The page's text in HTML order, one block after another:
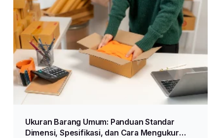
Ukuran Barang Umum: Panduan Standar
Dimensi, Spesifikasi, dan Cara Mengukur